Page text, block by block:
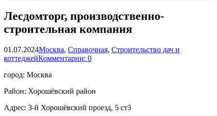
Лесдомторг, производственно-
строительная компания
01.07.2024Москва, Справочная, Строительство дач и
коттеджейКомментарии: 0
город: Москва
Район: Хорошёвский район
Адрес: 3-й Хорошёвский проезд, 5 ст3